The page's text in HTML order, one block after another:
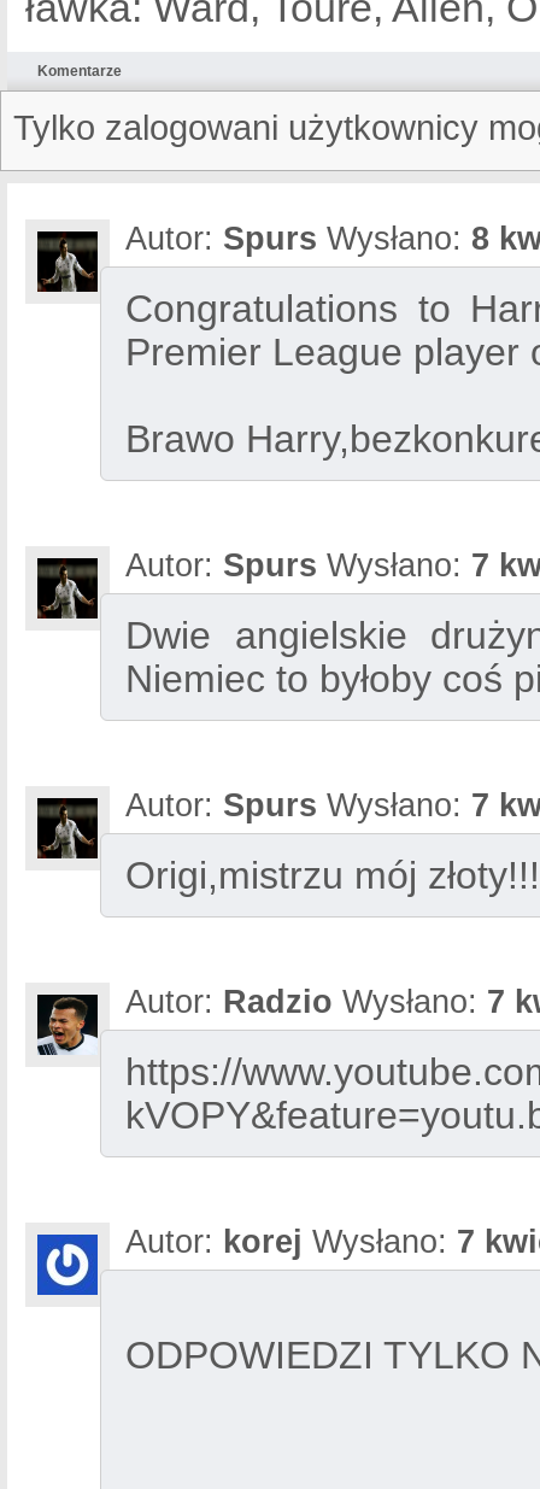
Komentarze
Tylko zalogowani użytkownicy
Autor: Spurs Wysłano: 8
Congratulations to
Premier League player
Brawo
Autor: Spurs Wysłano: 7
Dwie angielskie
Niemiec to byłoby coś
Autor: Spurs Wysłano: 7
Origi,mistrzu mój złoty!!!
Autor: Radzio Wysłano: 7
https://
Autor: korej Wysłano: 7
ODPOWIEDZI TYLKO